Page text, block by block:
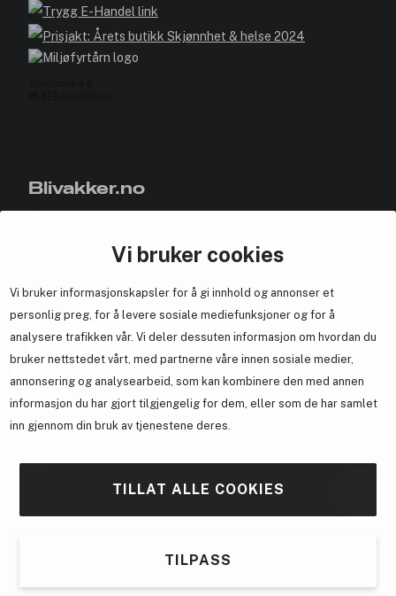
Vi bruker cookies
Vi bruker informasjonskapsler for å gi innhold og annonser et
personlig preg, for å levere sosiale mediefunksjoner og for å
analysere trafikken vår. Vi deler dessuten informasjon om hvordan du
bruker nettstedet vårt, med partnerne våre innen sosiale medier,
annonsering og analysearbeid, som kan kombinere den med annen
informasjon du har gjort tilgjengelig for dem, eller som de har samlet
inn gjennom din bruk av tjenestene deres.
TILLAT ALLE COOKIES
TILPASS
Blivakker.no
Bli medlem helt gratis - få poeng og eksklusive rabattkoder.
Samarbeid med oss
En del avBrandsdal Group AS
her.